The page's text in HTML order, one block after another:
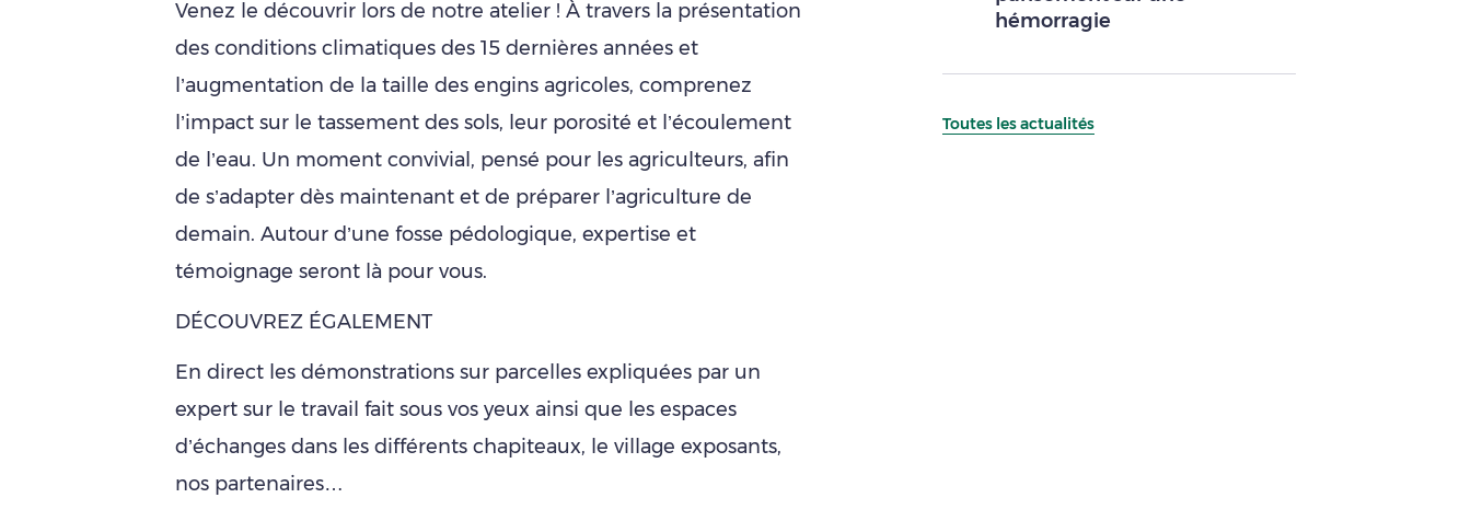
Venez le découvrir lors de notre atelier ! À travers la présentation
des conditions climatiques des 15 dernières années et
l’augmentation de la taille des engins agricoles, comprenez
l’impact sur le tassement des sols, leur porosité et l’écoulement
de l’eau. Un moment convivial, pensé pour les agriculteurs, afin
de s’adapter dès maintenant et de préparer l’agriculture de
demain. Autour d’une fosse pédologique, expertise et
témoignage seront là pour vous.
DÉCOUVREZ ÉGALEMENT
En direct les démonstrations sur parcelles expliquées par un
expert sur le travail fait sous vos yeux ainsi que les espaces
d’échanges dans les différents chapiteaux, le village exposants,
nos partenaires…
hémorragie
Toutes les actualités